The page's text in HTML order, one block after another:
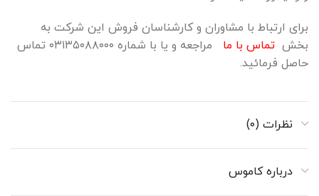
برای ارتباط با مشاوران و کارشناسان فروش این شرکت به
بخش تماس با ما
مراجعه و یا با شماره ۰۳۱۳۵۰۸۸۰۰۰ تماس
حاصل فرمائید.
نظرات (۰)
درباره کاموس